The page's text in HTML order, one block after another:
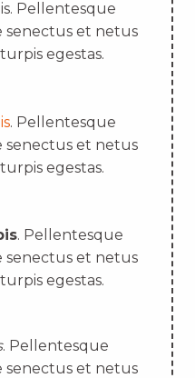
Pellentesque
senectus et netus
egestas.
. Pellentesque
senectus et netus
egestas.
. Pellentesque
senectus et netus
egestas.
. Pellentesque
senectus et netus